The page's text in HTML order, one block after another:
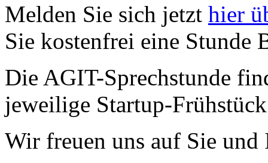
Melden Sie sich jetzt hier
Sie kostenfrei eine Stunde
Die AGIT-Sprechstunde
jeweilige Startup-
Wir freuen uns auf Sie und